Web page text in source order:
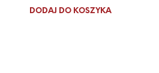
DODAJ DO KOSZYKA